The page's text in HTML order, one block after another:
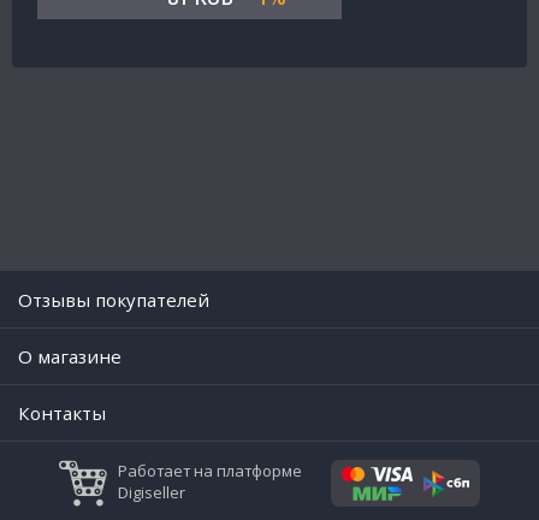
Отзывы покупателей
O магазине
Контакты
Работает на платформе
Digiseller